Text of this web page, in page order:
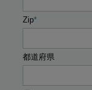
Zip
都道府県